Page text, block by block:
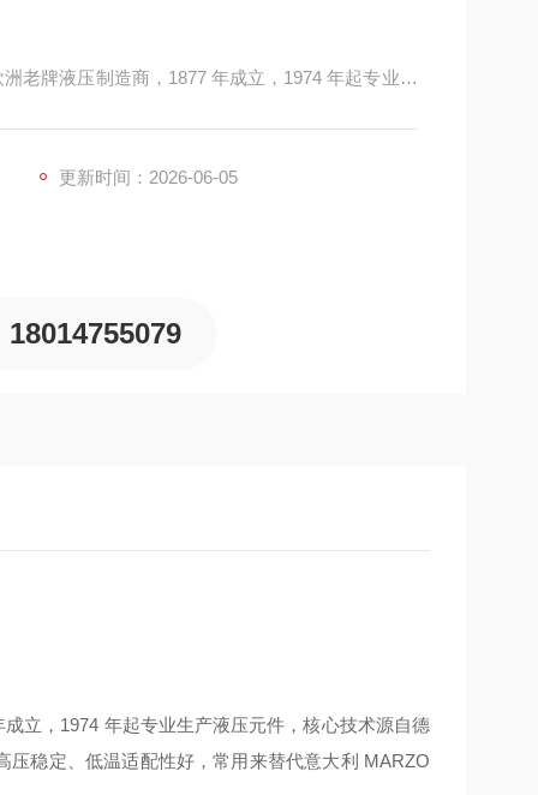
老牌液压制造商，1877 年成立，1974 年起专业生
更新时间：2026-06-05
18014755079
立，1974 年起专业生产液压元件，核心技术源自德
稳定、低温适配性好，常用来替代意大利 MARZO